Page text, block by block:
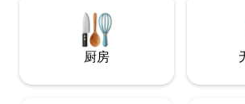
厨房